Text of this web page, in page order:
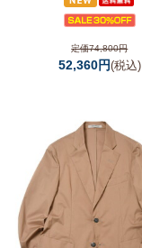
定価74,800円
52,360円(税込)